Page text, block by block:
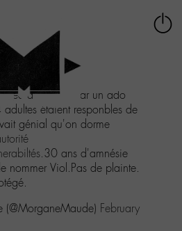
à 10 ans par un ado
étaient responbles de
génial qu'on dorme
.30 ans d'amnésie
nommer Viol.Pas de plainte.
February